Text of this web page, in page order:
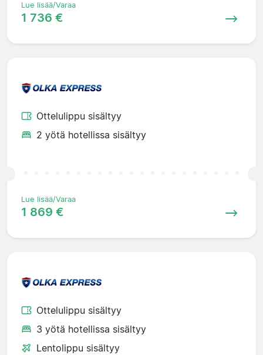
Lue lisää/Varaa
1 736 €
Ottelulippu sisältyy
2 yötä hotellissa sisältyy
Lue lisää/Varaa
1 869 €
Ottelulippu sisältyy
3 yötä hotellissa sisältyy
Lentolippu sisältyy